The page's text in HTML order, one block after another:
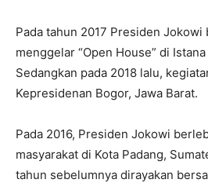
Pada tahun 2017 Presiden
menggelar “Open House” di
Sedangkan pada 2018 lalu,
Kepresidenan Bogor, Jawa Barat.
Pada 2016, Presiden Jokowi
masyarakat di Kota Padang,
tahun sebelumnya dirayakan